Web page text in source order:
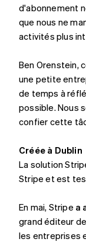
d'abonnement
que nous ne
activités plus
Ben Orenstein,
une petite
de temps à
possible. Nous
confier cette
Créée à Dublin
La solution
Stripe et est
En mai, Stripe a
grand éditeur
les entreprises
Hongrie
Inde
English
English
Italie
English
Japon
日本語 English
Liechtenstein
Deutsch
Lituanie
Luxembourg
Français
Malaisie
English简体中